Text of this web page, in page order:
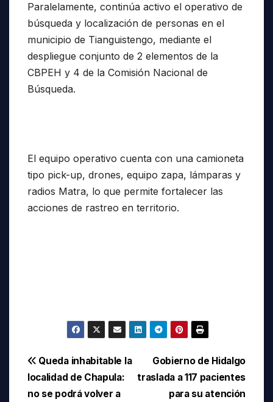
Paralelamente, continúa activo el operativo de
búsqueda y localización de personas en el
municipio de Tianguistengo, mediante el
despliegue conjunto de 2 elementos de la
CBPEH y 4 de la Comisión Nacional de
Búsqueda.
El equipo operativo cuenta con una camioneta
tipo pick-up, drones, equipo zapa, lámparas y
radios Matra, lo que permite fortalecer las
acciones de rastreo en territorio.
Navegación
de
Gobierno de Hidalgo
traslada a 117 pacientes
para su atención
Queda inhabitable la
localidad de Chapula:
no se podrá volver a